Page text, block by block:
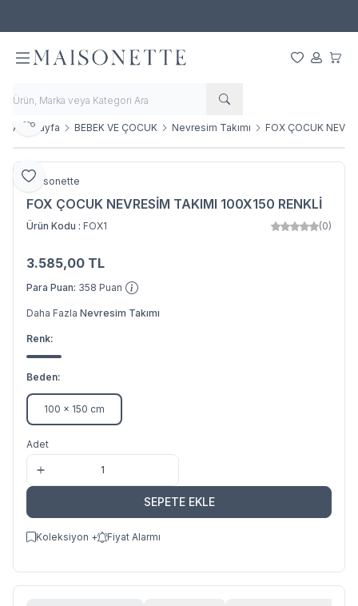
Favorilerim
Hesabım
Ana Sayfa BEBEK VE ÇOCUK Nevresim Takımı FOX ÇOCUK
Favoriye Ekle
Paylaş
Maisonette
FOX ÇOCUK NEVRESİM TAKIMI 100X150 RENKLİ
Ürün Kodu : FOX1 (0)
3.585,00 TL
Para Puan: 358 Puan
Daha Fazla Nevresim Takımı
Renk:
Beden:
100 x 150 cm
Adet
SEPETE EKLE
Koleksiyon + Fiyat Alarmı